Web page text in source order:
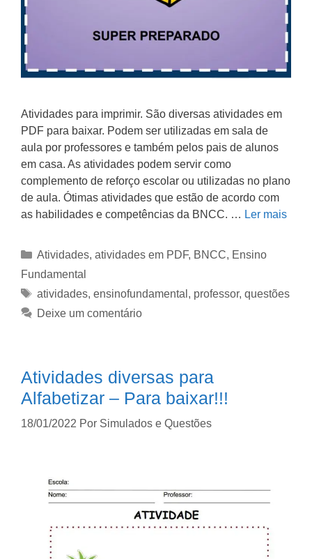
Atividades para imprimir. São diversas atividades em
PDF para baixar. Podem ser utilizadas em sala de
aula por professores e também pelos pais de alunos
em casa. As atividades podem servir como
complemento de reforço escolar ou utilizadas no plano
de aula. Ótimas atividades que estão de acordo com
as habilidades e competências da BNCC. … Ler mais
Atividades, atividades em PDF, BNCC, Ensino
Fundamental
atividades, ensinofundamental , professor, questões
Deixe um comentário
Atividades diversas para
Alfabetizar – Para baixar!!!
18/01/2022 Por Simulados e Questões